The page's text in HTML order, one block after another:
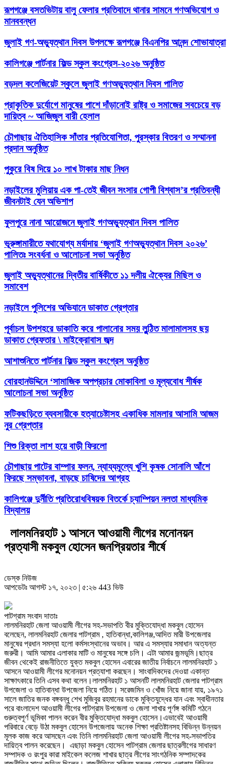
রূপগঞ্জে বসতভিটায় বালু ফেলার প্রতিবাদে থানার সামনে গণঅভিযোগ ও
মানববন্ধন
জুলাই গণ-অভ্যুত্থান দিবস উপলক্ষে রূপগঞ্জে বিএনপির আনন্দ শোভাযাত্রা
কালিগঞ্জে পার্টনার ফিল্ড স্কুল কংগ্রেস-২০২৬ অনুষ্ঠিত
বড়দল কলেজিয়েট স্কুলে জুলাই গণঅভ্যুত্থান দিবস পালিত
প্রাকৃতিক দুর্যোগে মানুষের পাশে দাঁড়ানোই রাষ্ট্র ও সমাজের সবচেয়ে বড়
দায়িত্ব ~ আজিজুল বারী হেলাল
চৌগাছায় ঐতিহাসিক সাঁতার প্রতিযোগিতা, পুরস্কার বিতরণ ও সম্মাননা
প্রদান অনুষ্ঠিত
পুকুরে বিষ দিয়ে ১০ লাখ টাকার মাছ নিধন
নড়াইলের মুলিয়ায় এক পা-তেই জীবন সংসার গোপী বিশ্বাস’র প্রতিবন্ধী
জীবনটাই যেন অভিশাপ
ফুলপুরে নানা আয়োজনে জুলাই গণঅভ্যুত্থান দিবস পালিত
ভূরুঙ্গামারীতে যথাযোগ্য মর্যাদায় ‘জুলাই গণঅভ্যুত্থান দিবস ২০২৬’
পালিতঃ সংবর্ধনা ও আলোচনা সভা অনুষ্ঠিত
জুলাই অভ্যুত্থানের দ্বিতীয় বার্ষিকীতে ১১ দলীয় ঐক্যের মিছিল ও
সমাবেশ
নড়াইলে পুলিশের অভিযানে ডাকাত গ্রেপ্তার
পূর্বাচল উপশহরে ডাকাতি করে পালানোর সময় লুন্ঠিত মালামালসহ ছয়
ডাকাত গ্রেফতার \ মাইক্রোবাস জব্দ
আশাশুনিতে পার্টনার ফিল্ড স্কুল কংগ্রেস অনুষ্ঠিত
‎বোরহানউদ্দিনে ‘সামাজিক অপপ্রচার মোকাবিলা ও মূল্যবোধ শীর্ষক
আলোচনা সভা অনুষ্ঠিত
ফটিকছড়িতে ব্যবসায়ীকে হত্যাচেষ্টাসহ একাধিক মামলার আসামি আজম
নুর গ্রেপ্তার
শিশু রিক্তা লাশ হয়ে বাড়ী ফিরলো
চৌগাছায় পাটের বাম্পার ফলন, ন্যায্যমূল্যে খুশি কৃষক সোনালি আঁশে
ফিরছে সম্ভাবনা, বাড়ছে চাষিদের আগ্রহ
কালিগঞ্জে দুর্নীতি প্রতিরোধবিষয়ক বিতর্কে চ্যাম্পিয়ন নলতা মাধ্যমিক
বিদ্যালয়
লালমনিরহাট ১ আসনে আওয়ামী লীগের মনোনয়ন
প্রত্যাসী মকবুল হোসেন জনপ্রিয়তার শীর্ষে
ডেস্ক নিউজ
আপডেটঃ আগস্ট ১৭, ২০২৩ | ৫:২৬ 443 ভিউ
পাটগ্রাম সংবাদ দাতাঃ
লালমনিরহাট জেলা আওয়ামী লীগের সহ-সভাপতি বীর মুক্তিযোদ্ধা মকবুল হোসেন
বলেছেন, লালমনিরহাট জেলার পাটগ্রাম , হাতিবান্ধা,কালিগঞ্জ,আদিত মারী উপজেলার
মানুষের প্রধান সমস্যা হলো কর্মসংস্থানের অভাব। আর এ সমস্যার সমাধান অত্যন্ত
জরুরী। আমি আমার এলাকার মাটি ও মানুষের সঙ্গে চলি। এটা আমার জন্মভূমি।ছাত্র
জীবন থেকেই রাজনীতিতে যুক্ত মকবুল হোসেন এবারের জাতীয় নির্বাচনে লালমনিরহাট ১
আসনে আওয়ামী লীগের মনোনয়ন প্রত্যাশা করছেন। সাংবাদিকদের দেওয়া একান্ত
সাক্ষাৎকারে তিনি এসব কথা বলেন।লালমনিরহাট ১ আসনটি লালমনিরহাট জেলার পাটগ্রাম
উপজেলা ও হাতিবান্ধা উপজেলা নিয়ে গঠিত। সরেজমিন ও খোঁজ নিয়ে জানা যায়, ১৯৭১
সালে জাতির জনক বঙ্গবন্ধু শেখ মুজিবুর রহমানের ডাকে মুক্তিযুদ্ধের যান এবং স্বাধীনতার
পরে বাংলাদেশ আওয়ামী লীগের পাটগ্রাম উপজেলা ও জেলা শাখার পূর্ণঙ্গ কমিটি গঠনে
গুরুত্বপূর্ণ ভূমিকা পালন করেন বীর মুক্তিযোদ্ধা মকবুল হোসেন।এভাবেই আওয়ামী
পরিবারে বেড়ে উঠা মকবুল হোসেন উপজেলায় অনেক শিক্ষা প্রতিষ্টানসহ বিভিন্ন উন্নয়ন
মূলক কাজ করে আসছেন এবং তিনি লালমনিরহাট জেলা আওয়ামী লীগের সহ-সভাপতির
দায়িত্ব পালন করেছেন। এছাড়া মকবুল হোসেন পাটগ্রাম জেলার ছাত্রলীগের সাধারণ
সম্পাদক ও রংপুর কারা মাইকেল কলেজ শাখার ছাত্র লীগের সাংগঠনিক সম্পাদকের